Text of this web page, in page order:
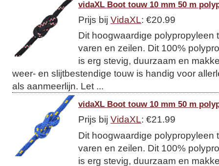
vidaXL Boot touw 10 mm 50 m
Prijs bij VidaXL: €20.99
Dit hoogwaardige polypropyleen
varen en zeilen. Dit 100%
is erg stevig, duurzaam en
weer- en slijtbestendige touw is handig voor
als aanmeerlijn. Let ...
vidaXL Boot touw 10 mm 50 m
Prijs bij VidaXL: €21.99
Dit hoogwaardige polypropyleen
varen en zeilen. Dit 100%
is erg stevig, duurzaam en